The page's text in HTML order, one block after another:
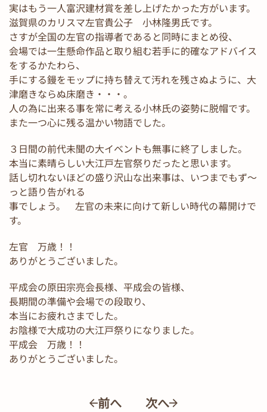
実はもう一人富沢建材賞を差し上げたかった方がいます。
滋賀県のカリスマ左官貴公子 小林隆男氏です。
さすが全国の左官の指導者であると同時にまとめ役、
会場では一生懸命作品と取り組む若手に的確なアドバイス
をするかたわら、
手にする鏝をモップに持ち替えて汚れを残さぬように、大
津磨きならぬ床磨き・・・。
人の為に出来る事を常に考える小林氏の姿勢に脱帽です。
また一つ心に残る温かい物語でした。
３日間の前代未聞の大イベントも無事に終了しました。
本当に素晴らしい大江戸左官祭りだったと思います。
話し切れないほどの盛り沢山な出来事は、いつまでもず～
っと語り告がれる
事でしょう。 左官の未来に向けて新しい時代の幕開けで
す。
左官 万歳！！
ありがとうございました。
平成会の原田宗亮会長様、平成会の皆様、
長期間の準備や会場での段取り、
本当にお疲れさまでした。
お陰様で大成功の大江戸祭りになりました。
平成会 万歳！！
ありがとうございました。
前へ 次へ